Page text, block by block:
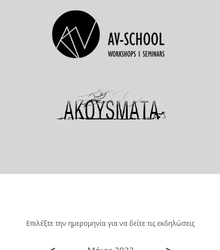
Επιλέξτε την ημερομηνία για να δείτε τις εκδηλώσεις